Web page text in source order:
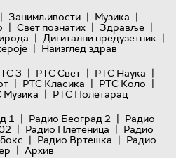
| Занимљивости | Музика |
| Свет познатих | Здравље |
| Дигитални предузетник |
| Наизглед здрав
3 | РТС Свет | РТС Наука |
| РТС Класика | РТС Коло |
Музика | РТС Полетарац
1 | Радио Београд 2 | Радио
| Радио Плетеница | Радио
| Радио Вртешка | Радио
| Архив